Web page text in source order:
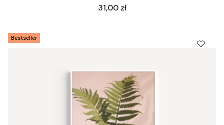
Cena
31,00 zł
Bestseller